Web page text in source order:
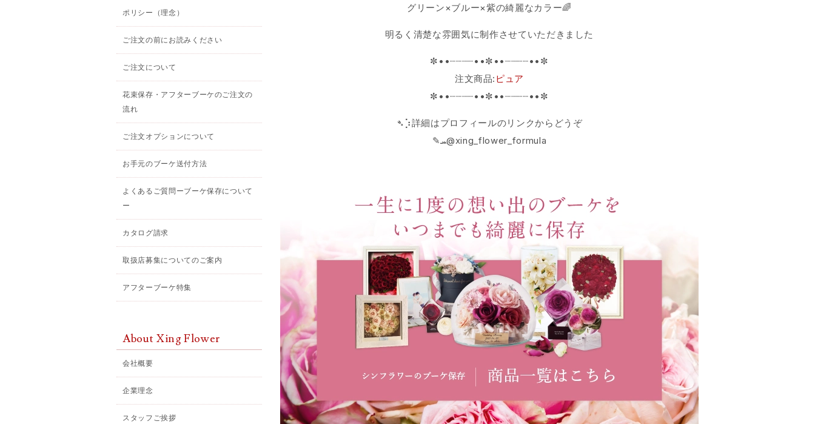
グリーン×ブルー×紫の綺麗なカラー🌈
明るく清楚な雰囲気に制作させていただきました
✼••┈┈┈┈••✼••┈┈┈┈••✼
注文商品: ピュア
✼••┈┈┈┈••✼••┈┈┈┈••✼
➴⡱詳細はプロフィールのリンクからどうぞ
‎✎ܚ@xing_flower_formula
ポリシー（理念）
ご注文の前にお読みください
ご注文について
花束保存・アフターブーケのご注文の
流れ
ご注文オプションについて
お手元のブーケ送付方法
よくあるご質問ーブーケ保存について
ー
カタログ請求
取扱店募集についてのご案内
アフターブーケ特集
About Xing Flower
会社概要
企業理念
スタッフご挨拶